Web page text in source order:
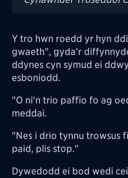
Y tro hwn roedd yr hyn
gwaeth", gyda'r
ddynes cyn symud ei
esboniodd.
"O ni'n trio paffio fo ag
meddai.
"Nes i drio tynnu trowsus
paid, plis stop."
Dywedodd ei bod wedi